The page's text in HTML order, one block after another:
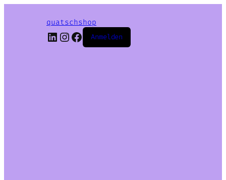
quatschshop
LinkedIn
Instagram
Facebook
Anmelden